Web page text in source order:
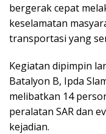
bergerak cepat
keselamatan
transportasi yang
Kegiatan dipimpin
Batalyon B, Ipda
melibatkan 14
peralatan SAR dan
kejadian.